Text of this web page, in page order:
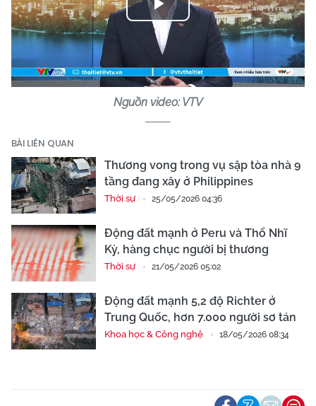
Play
Video
Nguồn video: VTV
BÀI LIÊN QUAN
Thương vong trong vụ sập tòa nhà 9
tầng đang xây ở Philippines
Thời sự 25/05/2026 04:36
Động đất mạnh ở Peru và Thổ Nhĩ
Kỳ, hàng chục người bị thương
Thời sự 21/05/2026 05:02
Động đất mạnh 5,2 độ Richter ở
Trung Quốc, hơn 7.000 người sơ tán
Khoa học & Công nghệ 18/05/2026 08:34